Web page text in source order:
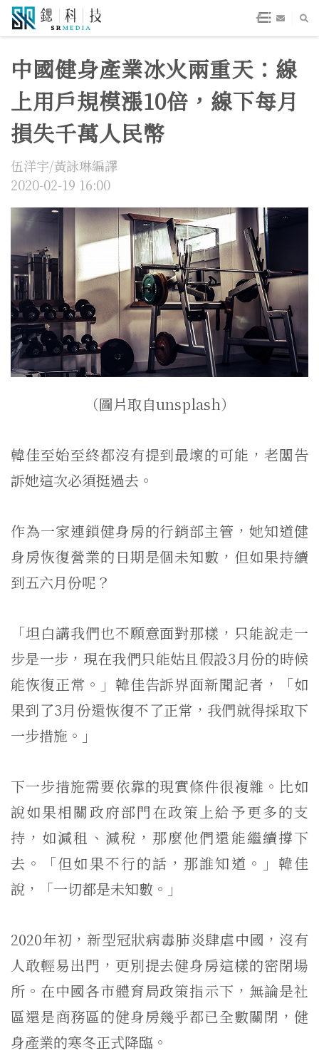
中國健身產業冰火兩重天：線
上用戶規模漲10倍，線下每月
損失千萬人民幣
伍洋宇/黃詠琳編譯
2020-02-19 16:00
（圖片取自unsplash）
韓佳至始至終都沒有提到最壞的可能，老闆告
訴她這次必須挺過去。
作為一家連鎖健身房的行銷部主管，她知道健
身房恢復營業的日期是個未知數，但如果持續
到五六月份呢？
「坦白講我們也不願意面對那樣，只能說走一
步是一步，現在我們只能姑且假設3月份的時候
能恢復正常。」韓佳告訴界面新聞記者，「如
果到了3月份還恢復不了正常，我們就得採取下
一步措施。」
下一步措施需要依靠的現實條件很複雜。比如
說如果相關政府部門在政策上給予更多的支
持，如減租、減稅，那麼他們還能繼續撐下
去。「但如果不行的話，那誰知道。」韓佳
說，「一切都是未知數。」
2020年初，新型冠狀病毒肺炎肆虐中國，沒有
人敢輕易出門，更別提去健身房這樣的密閉場
所。在中國各市體育局政策指示下，無論是社
區還是商務區的健身房幾乎都已全數關閉，健
身產業的寒冬正式降臨。